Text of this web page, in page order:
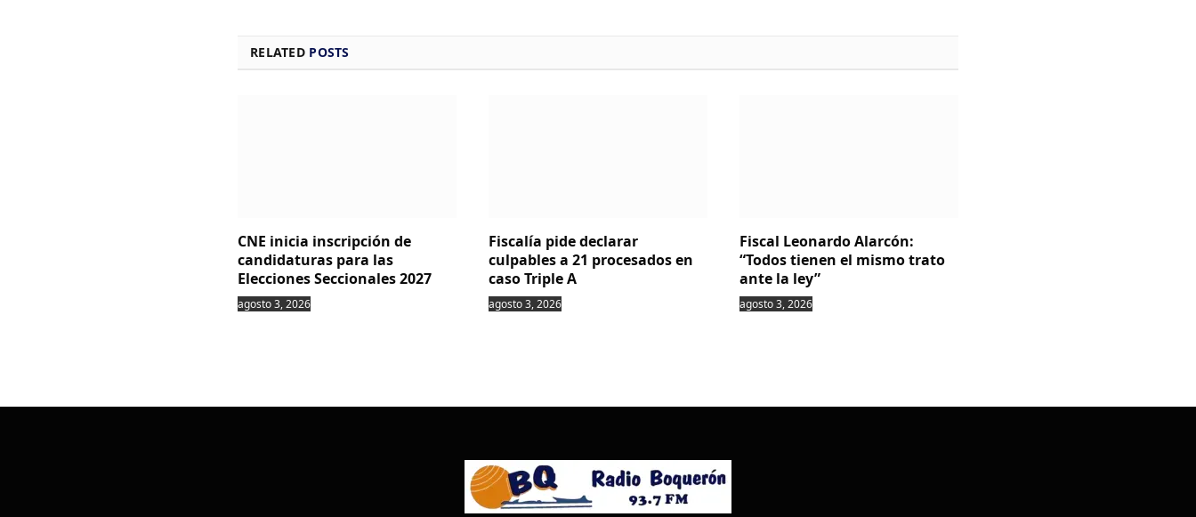
RELATED POSTS
CNE inicia inscripción de
candidaturas para las
Elecciones Seccionales 2027
agosto 3, 2026
Fiscalía pide declarar
culpables a 21 procesados en
caso Triple A
agosto 3, 2026
Fiscal Leonardo Alarcón:
“Todos tienen el mismo trato
ante la ley”
agosto 3, 2026